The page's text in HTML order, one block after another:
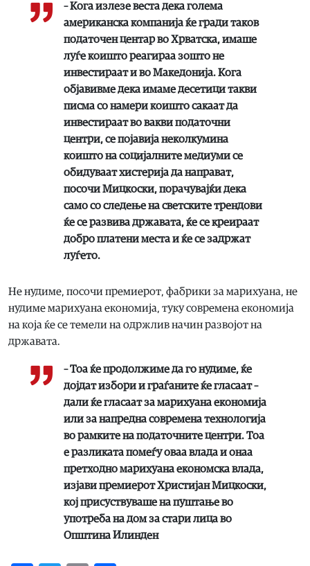
– Кога излезе веста дека голема
американска компанија ќе гради таков
податочен центар во Хрватска, имаше
луѓе коишто реагираа зошто не
инвестираат и во Македонија. Кога
објавивме дека имаме десетици такви
писма со намери коишто сакаат да
инвестираат во вакви податочни
центри, се појавија неколкумина
коишто на социјалните медиуми се
обидуваат хистерија да направат,
посочи Мицкоски, порачувајќи дека
само со следење на светските трендови
ќе се развива државата, ќе се креираат
добро платени места и ќе се задржат
луѓето.
Не нудиме, посочи премиерот, фабрики за марихуана, не
нудиме марихуана економија, туку современа економија
на која ќе се темели на одржлив начин развојот на
државата.
– Тоа ќе продолжиме да го нудиме, ќе
дојдат избори и граѓаните ќе гласаат –
дали ќе гласаат за марихуана економија
или за напредна современа технологија
во рамките на податочните центри. Тоа
е разликата помеѓу оваа влада и онаа
претходно марихуана економска влада,
изјави премиерот Христијан Мицкоски,
кој присуствуваше на пуштање во
употреба на дом за стари лица во
Општина Илинден